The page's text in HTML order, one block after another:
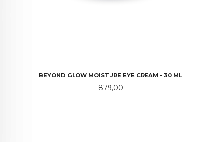
BEYOND GLOW MOISTURE EYE CREAM - 30 ML
Pris
879,00